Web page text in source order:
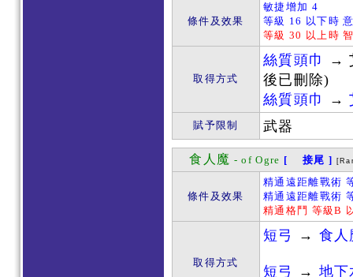
條件及效果
敏捷增加 4
等級 16 以下時
等級 30 以上時
取得方式
絲質頭巾
→
後已刪除)
絲質頭巾
→
賦予限制 武器
食人魔 - of Ogre [ 接尾 ]
條件及效果
精通遠距離戰術
精通遠距離戰術
精通格鬥 等級B
取得方式
短弓 → 食人
短弓 → 地下